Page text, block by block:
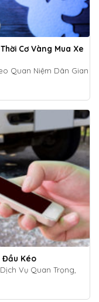
Cơ Vàng Mua Xe
Quan Niệm Dân Gian
Đầu Kéo
Vụ Quan Trọng,